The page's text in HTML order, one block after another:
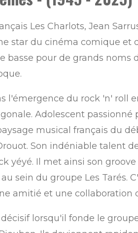
Les Charlots, Jean
star du cinéma comique et
pour de grands noms
l'émergence du rock 'n' roll
Adolescent
musical français du
Son indéniable talent
yéyé. Il met ainsi son
sein du groupe Les Tarés.
amitié et une collaboration
lorsqu'il fonde le